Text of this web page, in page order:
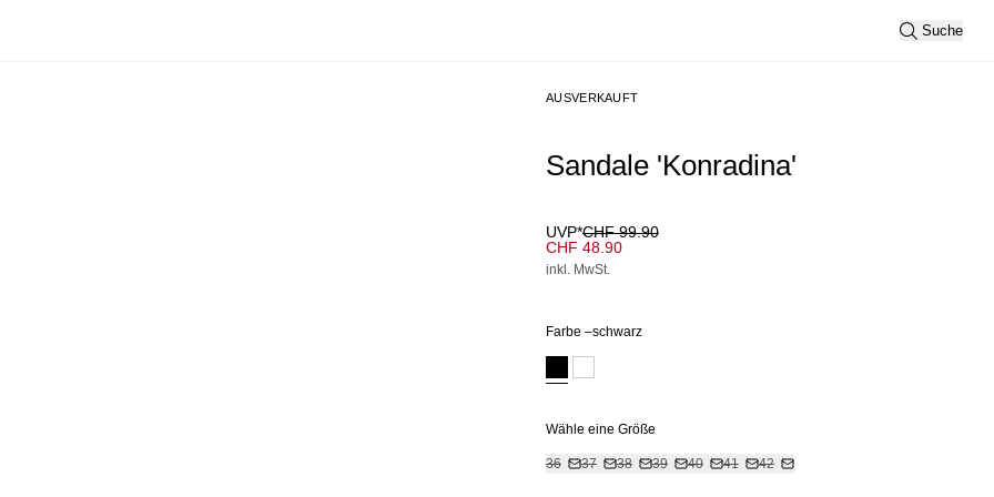
Suche
AUSVERKAUFT
Sandale 'Konradina'
UVP*CHF 99.90
CHF 48.90
inkl. MwSt.
Farbe –schwarz
Wähle eine Größe
36 37 38 39 40 41 42